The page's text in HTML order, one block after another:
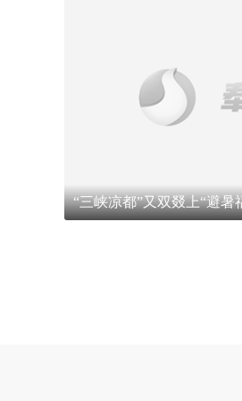
“三峡凉都”又双叕上“避暑